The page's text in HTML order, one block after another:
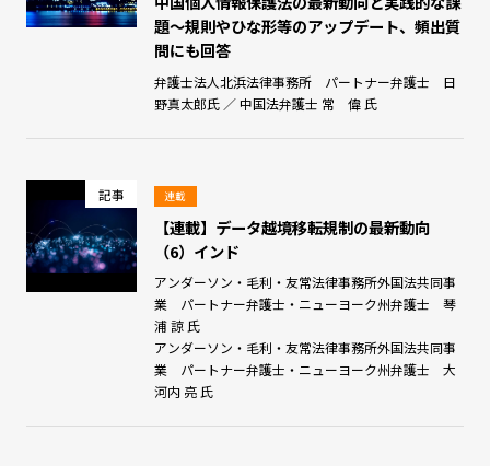
題～規則やひな形等のアップデート、頻出質
問にも回答
弁護士法人北浜法律事務所 パートナー弁護士 日
野真太郎氏 ／ 中国法弁護士 常 偉 氏
記事 連載
【連載】データ越境移転規制の最新動向
（6）インド
アンダーソン・毛利・友常法律事務所外国法共同事
業 パートナー弁護士・ニューヨーク州弁護士 琴
浦 諒 氏
アンダーソン・毛利・友常法律事務所外国法共同事
業 パートナー弁護士・ニューヨーク州弁護士 大
河内 亮 氏